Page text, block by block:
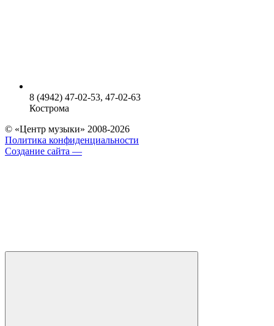
8 (4942) 47-02-53, 47-02-63
Кострома
© «Центр музыки» 2008-2026
Политика конфиденциальности
Создание сайта —